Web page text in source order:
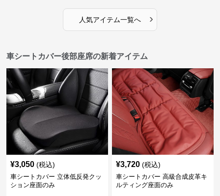
人気アイテム一覧へ ›
車シートカバー後部座席の新着アイテム
¥3,050 (税込)
車シートカバー 立体低反発クッ
ション座面のみ
¥3,720 (税込)
車シートカバー 高級合成皮革キ
ルティング座面のみ